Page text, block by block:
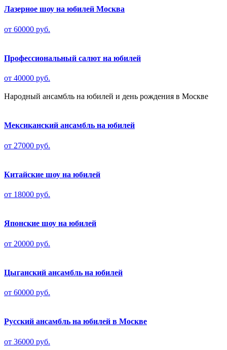
Лазерное шоу на юбилей Москва
от 60000 руб.
Профессиональный салют на юбилей
от 40000 руб.
Народный ансамбль на юбилей и день рождения в Москве
Мексиканский ансамбль на юбилей
от 27000 руб.
Китайские шоу на юбилей
от 18000 руб.
Японские шоу на юбилей
от 20000 руб.
Цыганский ансамбль на юбилей
от 60000 руб.
Русский ансамбль на юбилей в Москве
от 36000 руб.